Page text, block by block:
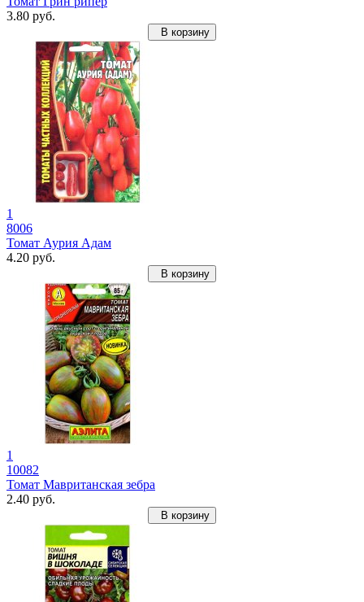
3.80 руб.
В корзину
1
8006
Томат Аурия Адам
4.20 руб.
В корзину
1
10082
Томат Мавританская зебра
2.40 руб.
В корзину